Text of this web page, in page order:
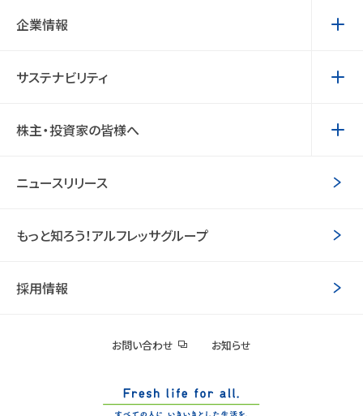
企業情報
サステナビリティ
株主・投資家の皆様へ
ニュースリリース
もっと知ろう！アルフレッサグループ
採用情報
お問い合わせ お知らせ